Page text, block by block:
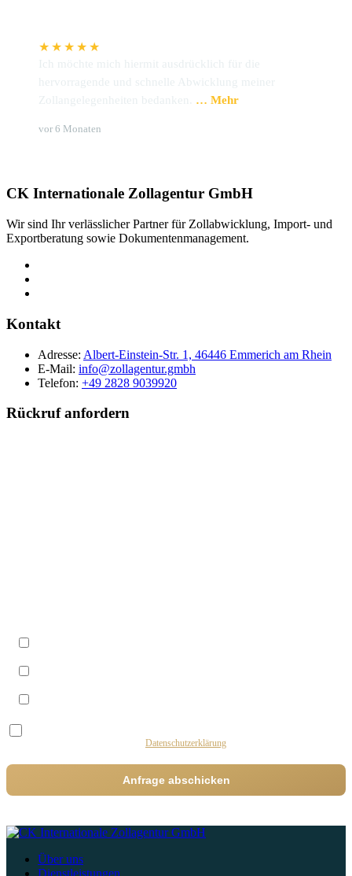
★★★★★
Ich möchte mich hiermit ausdrücklich für die
hervorragende und schnelle Abwicklung meiner
Zollangelegenheiten bedanken.
… Mehr
vor 6 Monaten
CK Internationale Zollagentur GmbH
Wir sind Ihr verlässlicher Partner für Zollabwicklung, Import- und
Exportberatung sowie Dokumentenmanagement.
Kontakt
Adresse: Albert-Einstein-Str. 1, 46446 Emmerich am Rhein
E-Mail: info@zollagentur.gmbh
Telefon: +49 2828 9039920
Rückruf anfordern
Datenschutzerklärung
Anfrage abschicken
Über uns